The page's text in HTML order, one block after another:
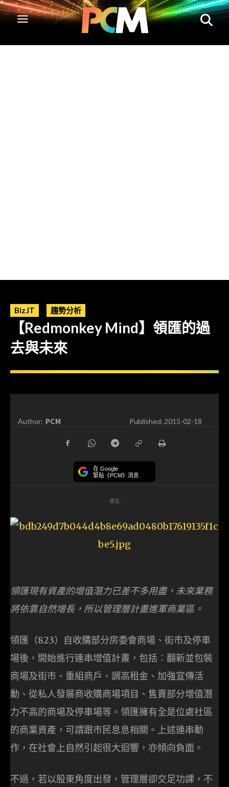
Biz.IT 趨勢分析
【Redmonkey Mind】領匯的過
去與未來
Author: PCM Published:2015-02-18
在 Google
緊貼《PCM》消息
- 廣告 -
領匯現有資產的增值潛力已差不多用盡，未來業務
將依靠自然增長，所以管理層計畫進軍商業區。
領匯（823）自收購部分房委會商場、街市及停車
場後，開始進行連串增值計畫，包括：翻新並包裝
商場及街市、重組商戶、調高租金、加強宣傳活
動、從私人發展商收購商場項目、售賣部分增值潛
力不高的商場及停車場等。領匯擁有全是位處社區
的商業資產，可謂跟市民息息相關。上述連串動
作，在社會上自然引起很大迴響，亦傾向負面。
不過，若以股東角度出發，管理層卻交足功課，不